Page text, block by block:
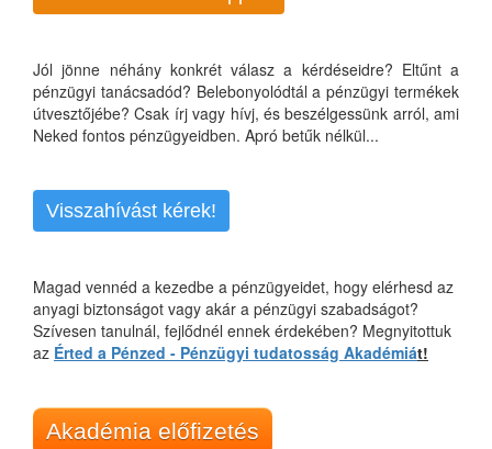
Jól jönne néhány konkrét válasz a kérdéseidre? Eltűnt a
pénzügyi tanácsadód? Belebonyolódtál a pénzügyi termékek
útvesztőjébe? Csak írj vagy hívj, és beszélgessünk arról, ami
Neked fontos pénzügyeidben. Apró betűk nélkül...
Visszahívást kérek!
Magad vennéd a kezedbe a pénzügyeidet, hogy elérhesd az
anyagi biztonságot vagy akár a pénzügyi szabadságot?
Szívesen tanulnál, fejlődnél ennek érdekében? Megnyitottuk
az Érted a Pénzed - Pénzügyi tudatosság Akadémiát!
Akadémia előfizetés